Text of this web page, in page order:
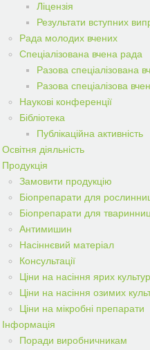
Ліцензія
Результати вступних
Рада молодих вчених
Спеціалізована вчена рада
Разова спеціалізована
Разова спеціалізова
Наукові конференції
Бібліотека
Публікаційна активність
Освітня діяльність
Продукція
Замовити продукцiю
Біопрепарати для
Біопрепарати для
Антимишин
Насіннєвий матеріал
Консультації
Ціни на насіння ярих культур
Ціни на насіння озимих
Ціни на мікробні препарати
Iнформацiя
Поради виробничникам